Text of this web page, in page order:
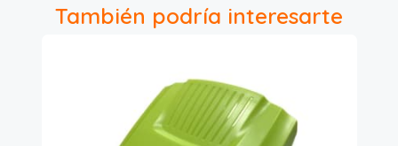
También podría interesarte